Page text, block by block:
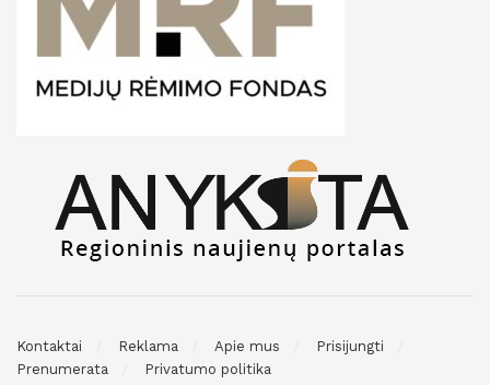
Kontaktai Reklama Apie mus
Prisijungti
Prenumerata
Privatumo politika